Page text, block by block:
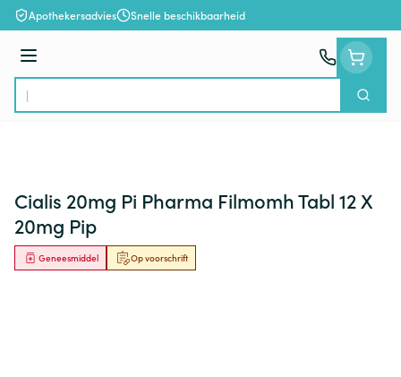
Ga naar de inhoud
Apothekersadvies Snelle beschikbaarheid
Menu
Product, merk, categorie...
Zoek
Cialis 20mg Pi Pharma Filmomh Tabl 12 X
20mg Pip
Op voorschrift
Geneesmiddel